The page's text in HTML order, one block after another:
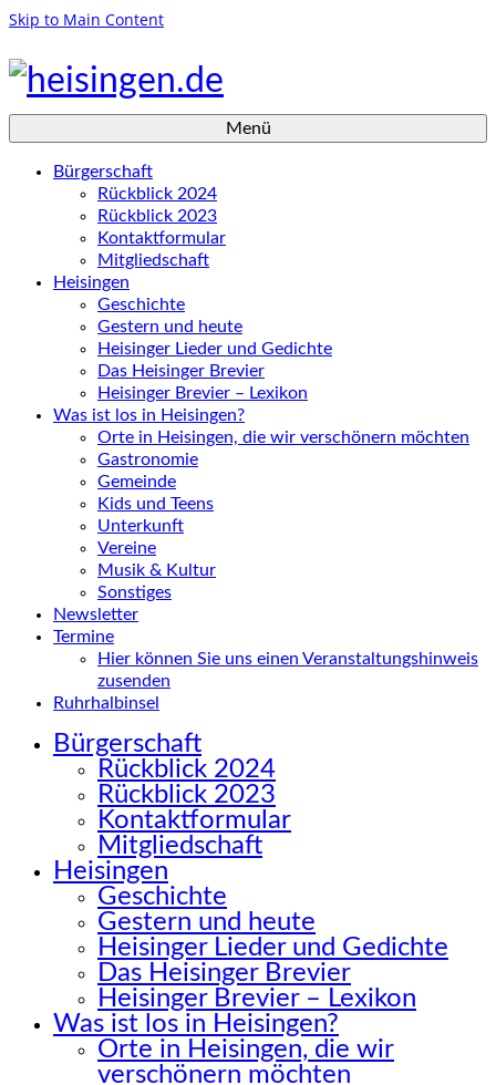
Skip to Main Content
Menü
Bürgerschaft
Rückblick 2024
Rückblick 2023
Kontaktformular
Mitgliedschaft
Heisingen
Geschichte
Gestern und heute
Heisinger Lieder und Gedichte
Das Heisinger Brevier
Heisinger Brevier – Lexikon
Was ist los in Heisingen?
Orte in Heisingen, die wir verschönern möchten
Gastronomie
Gemeinde
Kids und Teens
Unterkunft
Vereine
Musik & Kultur
Sonstiges
Newsletter
Termine
Hier können Sie uns einen Veranstaltungshinweis
zusenden
Ruhrhalbinsel
Bürgerschaft
Rückblick 2024
Rückblick 2023
Kontaktformular
Mitgliedschaft
Heisingen
Geschichte
Gestern und heute
Heisinger Lieder und Gedichte
Das Heisinger Brevier
Heisinger Brevier – Lexikon
Was ist los in Heisingen?
Orte in Heisingen, die wir
verschönern möchten